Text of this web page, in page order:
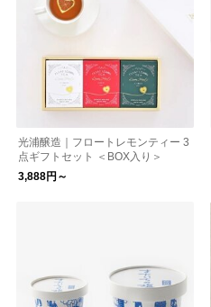
光浦醸造｜フロートレモンティー 3
点ギフトセット ＜BOX入り＞
3,888円～